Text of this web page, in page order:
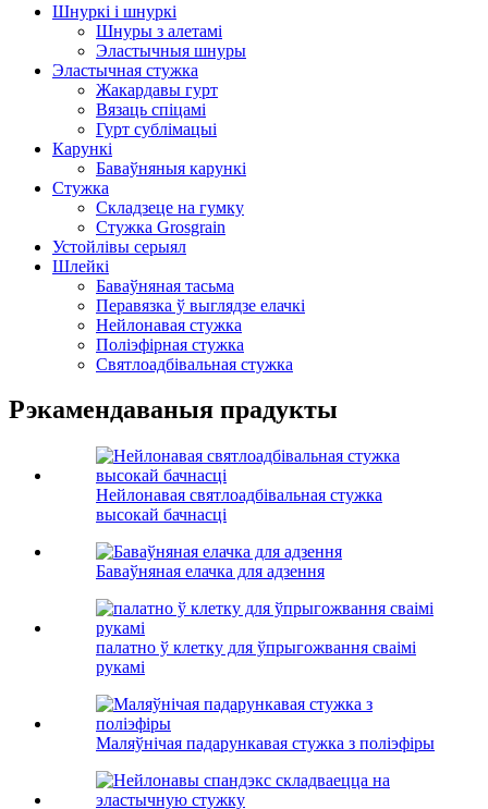
Шнуркі і шнуркі
Шнуры з алетамі
Эластычныя шнуры
Эластычная стужка
Жакардавы гурт
Вязаць спіцамі
Гурт сублімацыі
Карункі
Баваўняныя карункі
Стужка
Складзеце на гумку
Стужка Grosgrain
Устойлівы серыял
Шлейкі
Баваўняная тасьма
Перавязка ў выглядзе елачкі
Нейлонавая стужка
Поліэфірная стужка
Святлоадбівальная стужка
Рэкамендаваныя прадукты
Нейлонавая святлоадбівальная стужка
высокай бачнасці
Баваўняная елачка для адзення
палатно ў клетку для ўпрыгожвання сваімі
рукамі
Маляўнічая падарункавая стужка з поліэфіры